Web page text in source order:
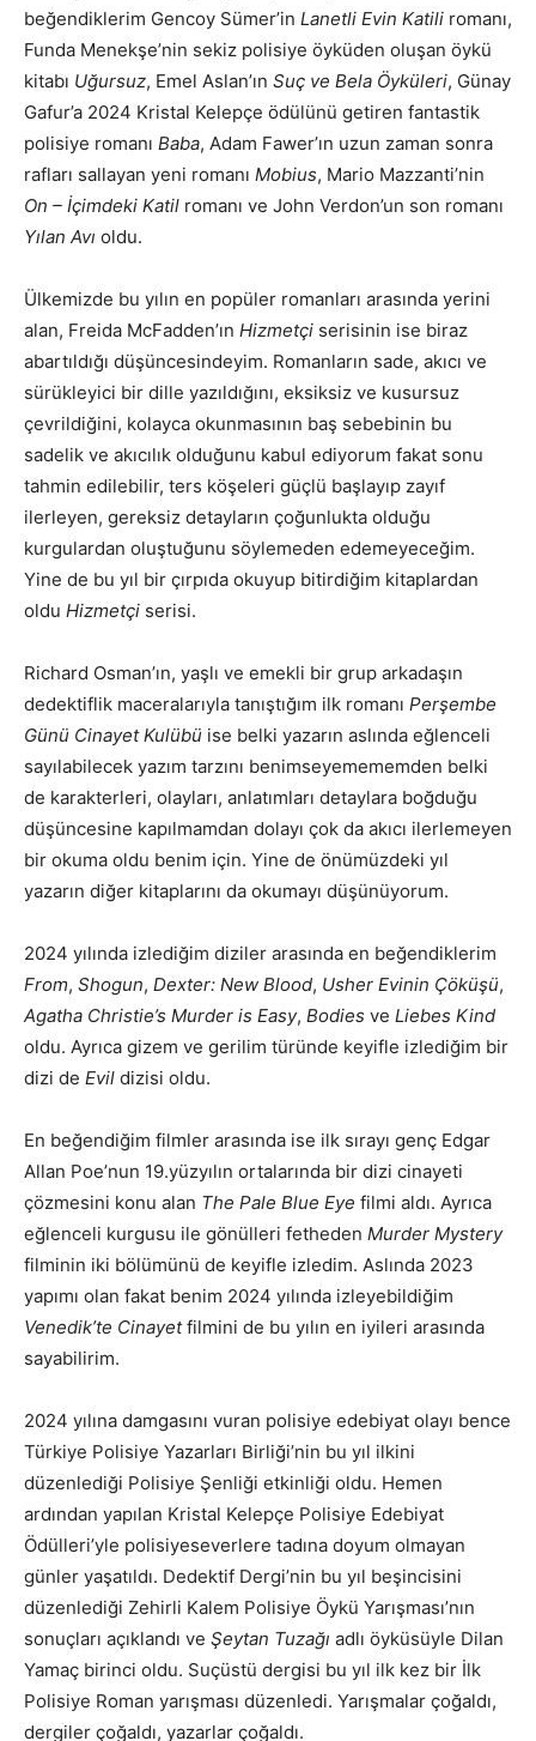
beğendiklerim Gencoy Sümer’in Lanetli Evin Katili romanı,
Funda Menekşe’nin sekiz polisiye öyküden oluşan öykü
kitabı Uğursuz, Emel Aslan’ın Suç ve Bela Öyküleri, Günay
Gafur’a 2024 Kristal Kelepçe ödülünü getiren fantastik
polisiye romanı Baba, Adam Fawer’ın uzun zaman sonra
rafları sallayan yeni romanı Mobius, Mario Mazzanti’nin
On – İçimdeki Katil romanı ve John Verdon’un son romanı
Yılan Avı oldu.
Ülkemizde bu yılın en popüler romanları arasında yerini
alan, Freida McFadden’ın Hizmetçi serisinin ise biraz
abartıldığı düşüncesindeyim. Romanların sade, akıcı ve
sürükleyici bir dille yazıldığını, eksiksiz ve kusursuz
çevrildiğini, kolayca okunmasının baş sebebinin bu
sadelik ve akıcılık olduğunu kabul ediyorum fakat sonu
tahmin edilebilir, ters köşeleri güçlü başlayıp zayıf
ilerleyen, gereksiz detayların çoğunlukta olduğu
kurgulardan oluştuğunu söylemeden edemeyeceğim.
Yine de bu yıl bir çırpıda okuyup bitirdiğim kitaplardan
oldu Hizmetçi serisi.
Richard Osman’ın, yaşlı ve emekli bir grup arkadaşın
dedektiflik maceralarıyla tanıştığım ilk romanı Perşembe
Günü Cinayet Kulübü ise belki yazarın aslında eğlenceli
sayılabilecek yazım tarzını benimseyemememden belki
de karakterleri, olayları, anlatımları detaylara boğduğu
düşüncesine kapılmamdan dolayı çok da akıcı ilerlemeyen
bir okuma oldu benim için. Yine de önümüzdeki yıl
yazarın diğer kitaplarını da okumayı düşünüyorum.
2024 yılında izlediğim diziler arasında en beğendiklerim
From, Shogun, Dexter: New Blood, Usher Evinin Çöküşü,
Agatha Christie’s Murder is Easy, Bodies ve Liebes Kind
oldu. Ayrıca gizem ve gerilim türünde keyifle izlediğim bir
dizi de Evil dizisi oldu.
En beğendiğim filmler arasında ise ilk sırayı genç Edgar
Allan Poe’nun 19.yüzyılın ortalarında bir dizi cinayeti
çözmesini konu alan The Pale Blue Eye filmi aldı. Ayrıca
eğlenceli kurgusu ile gönülleri fetheden Murder Mystery
filminin iki bölümünü de keyifle izledim. Aslında 2023
yapımı olan fakat benim 2024 yılında izleyebildiğim
Venedik’te Cinayetfilmini de bu yılın en iyileri arasında
sayabilirim.
2024 yılına damgasını vuran polisiye edebiyat olayı bence
Türkiye Polisiye Yazarları Birliği’nin bu yıl ilkini
düzenlediği Polisiye Şenliği etkinliği oldu. Hemen
ardından yapılan Kristal Kelepçe Polisiye Edebiyat
Ödülleri’yle polisiyeseverlere tadına doyum olmayan
günler yaşatıldı. Dedektif Dergi’nin bu yıl beşincisini
düzenlediği Zehirli Kalem Polisiye Öykü Yarışması’nın
sonuçları açıklandı ve Şeytan Tuzağı adlı öyküsüyle Dilan
Yamaç birinci oldu. Suçüstü dergisi bu yıl ilk kez bir İlk
Polisiye Roman yarışması düzenledi. Yarışmalar çoğaldı,
dergiler çoğaldı, yazarlar çoğaldı.